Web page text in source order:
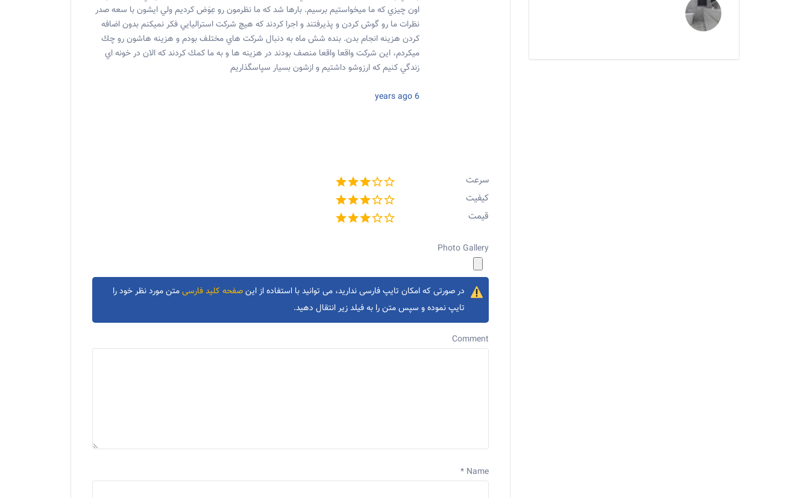
اون چيزي كه ما ميخواستيم برسيم. بارها شد كه ما نظرمون رو عِوَض كرديم ولي ايشون با سعه صدر
نظرات ما رو گوش كردن و پذيرفتند و اجرا كردند كه هيچ شركت استراليايي فكر نميكنم بدون اضافه
كردن هزينه انجام بدن. بنده شش ماه به دنبال شركت هاي مختلف بودم و هزينه هاشون رو چك
ميكردم، اين شركت واقعا واقعا منصف بودند در هزينه ها و به ما كمك كردند كه الان در خونه اي
زندگي كنيم كه ارزوشو داشتيم و ازشون بسيار سپاسگذاريم
6 years ago
سرعت
کیفیت
قیمت
Photo Gallery
در صورتی که امکان تایپ فارسی ندارید، می توانید با استفاده از اینصفحه کلید فارسیمتن مورد نظر خود را
تایپ نموده و سپس متن را به فیلد زیر انتقال دهید.
Comment
Name
*